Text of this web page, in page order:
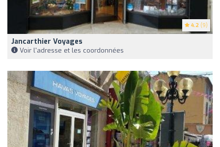
4.2 (9)
Jancarthier Voyages
Voir l'adresse et les coordonnées